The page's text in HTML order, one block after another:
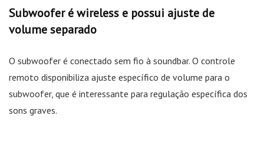
Subwoofer é wireless e possui ajuste de
volume separado
O subwoofer é conectado sem fio à soundbar. O controle
remoto disponibiliza ajuste específico de volume para o
subwoofer, que é interessante para regulação específica dos
sons graves.